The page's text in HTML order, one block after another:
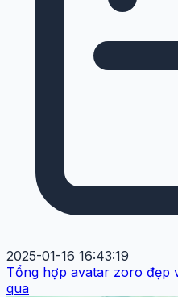
2025-01-16 16:43:19
Tổng hợp avatar zoro đẹp
qua